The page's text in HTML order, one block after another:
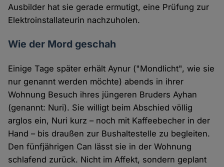
Ausbilder hat sie gerade ermutigt, eine Prüfung zur
Elektroinstallateurin nachzuholen.
Wie der Mord geschah
Einige Tage später erhält Aynur ("Mondlicht", wie sie
nur genannt werden möchte) abends in ihrer
Wohnung Besuch ihres jüngeren Bruders Ayhan
(genannt: Nuri). Sie willigt beim Abschied völlig
arglos ein, Nuri kurz – noch mit Kaffeebecher in der
Hand – bis draußen zur Bushaltestelle zu begleiten.
Den fünfjährigen Can lässt sie in der Wohnung
schlafend zurück. Nicht im Affekt, sondern geplant